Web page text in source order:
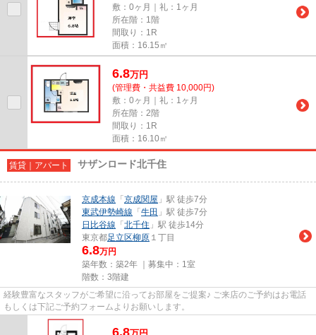
敷：0ヶ月｜礼：1ヶ月
所在階：1階
間取り：1R
面積：16.15㎡
6.8万円
(管理費・共益費 10,000円)
敷：0ヶ月｜礼：1ヶ月
所在階：2階
間取り：1R
面積：16.10㎡
賃貸｜アパート サザンロード北千住
京成本線 「 京成関屋 」駅 徒歩7分
東武伊勢崎線 「 牛田 」駅 徒歩7分
日比谷線 「 北千住 」駅 徒歩14分
東京都足立区柳原 １丁目
6.8万円
築年数：築2年 ｜募集中： 1室
階数：3階建
経験豊富なスタッフがご希望に沿ってお部屋をご提案♪ ご来店のご予約はお電話
もしくは下記ご予約フォームよりお願いします。
6.8